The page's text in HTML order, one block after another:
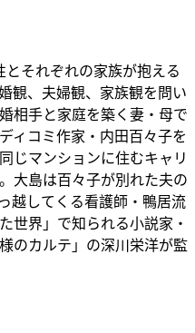
とそれぞれの家族が抱える
観、夫婦観、家族観を問い
相手と家庭を築く妻・母で
ィコミ作家・内田百々子を
じマンションに住むキャリ
大島は百々子が別れた夫の
越してくる看護師・鴨居流
世界」で知られる小説家・
のカルテ」の深川栄洋が監